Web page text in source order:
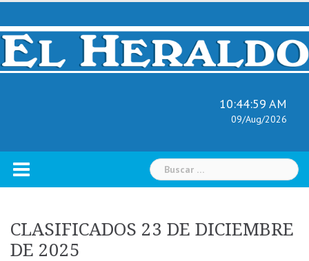
Skip
content
10:45:00 AM
09/Aug/2026
Buscar:
CLASIFICADOS 23 DE DICIEMBRE
DE 2025